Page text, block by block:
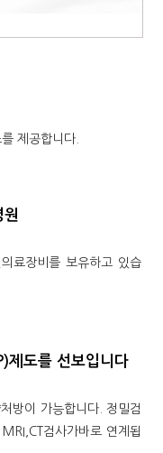
제공합니다.
원
료장비를 보유하고 있습
제도를 선보입니다
방이 가능합니다. 정밀검
검사가바로 연계됩